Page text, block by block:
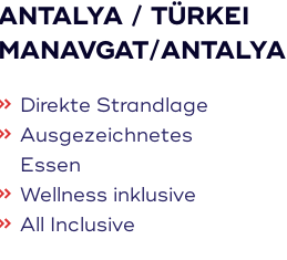
/ TÜRKEI
MANAVGAT/ANTALYA
Direkte Strandlage
Ausgezeichnetes
Essen
Wellness inklusive
All Inclusive